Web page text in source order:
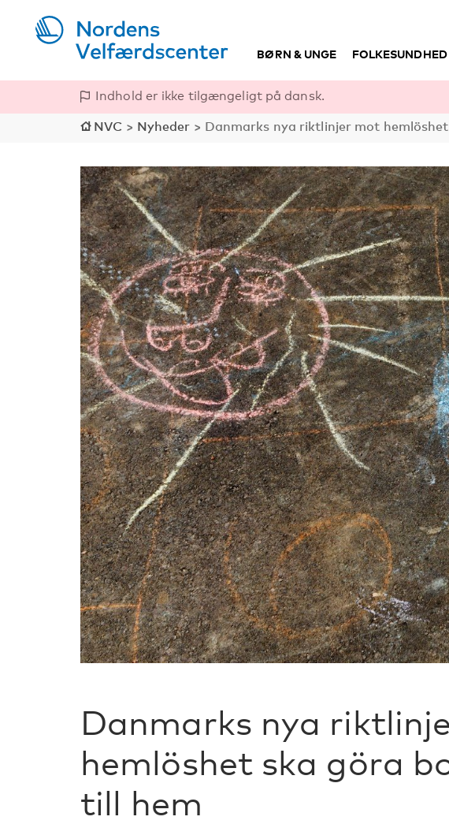
BØRN & UNGE FOLKESUNDHED
Indhold er ikke tilgængeligt på dansk.
NVC > Nyheder > Danmarks nya riktlinjer mot
Danmarks nya
hemlöshet ska göra
till hem